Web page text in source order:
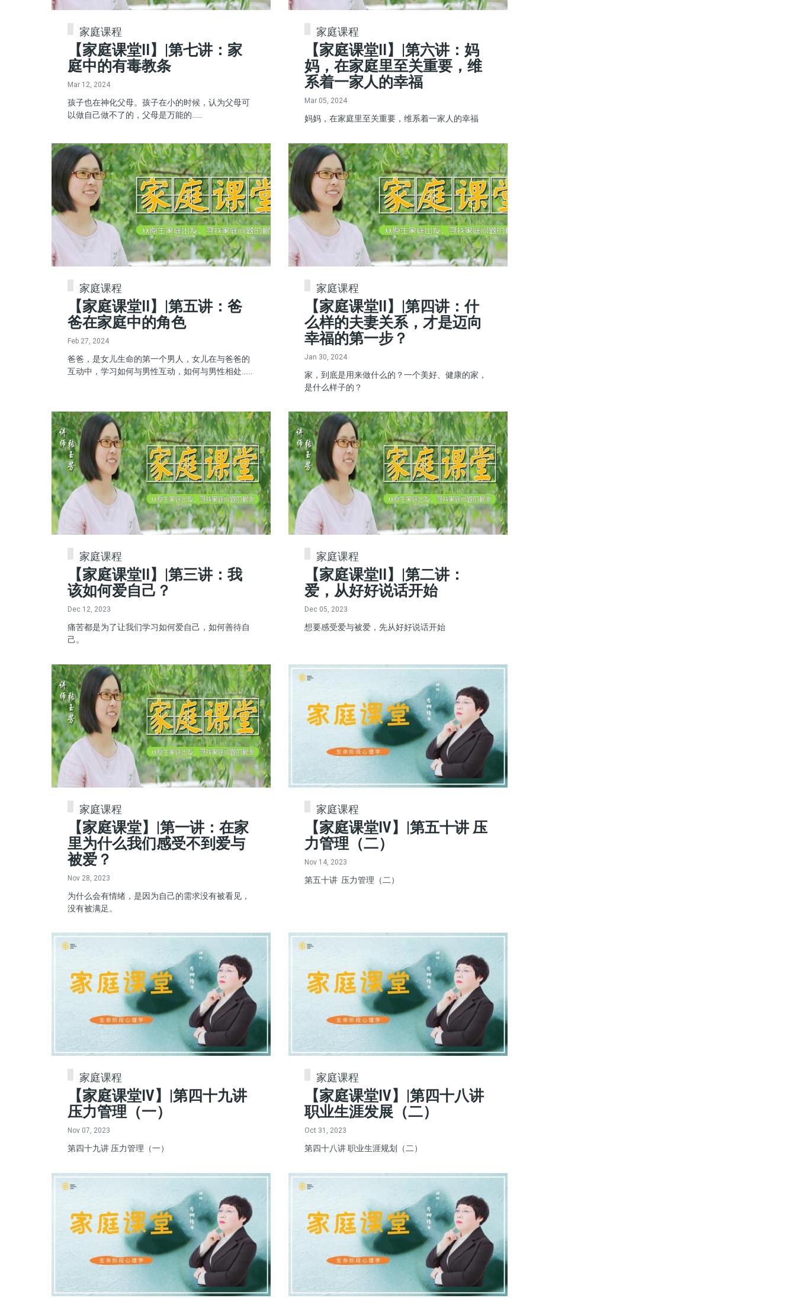
家庭课程
【家庭课堂II】|第七讲：家
庭中的有毒教条
Mar 12, 2024
孩子也在神化父母。孩子在小的时候，认为父母可
以做自己做不了的，父母是万能的......
家庭课程
【家庭课堂II】|第六讲：妈
妈，在家庭里至关重要，维
系着一家人的幸福
Mar 05, 2024
妈妈，在家庭里至关重要，维系着一家人的幸福
家庭课程
【家庭课堂II】|第五讲：爸
爸在家庭中的角色
Feb 27, 2024
爸爸，是女儿生命的第一个男人，女儿在与爸爸的
互动中，学习如何与男性互动，如何与男性相处......
家庭课程
【家庭课堂II】|第四讲：什
么样的夫妻关系，才是迈向
幸福的第一步？
Jan 30, 2024
家，到底是用来做什么的？一个美好、健康的家，
是什么样子的？
家庭课程
【家庭课堂II】|第三讲：我
该如何爱自己？
Dec 12, 2023
痛苦都是为了让我们学习如何爱自己，如何善待自
己。
家庭课程
【家庭课堂II】|第二讲：
爱，从好好说话开始
Dec 05, 2023
想要感受爱与被爱，先从好好说话开始
家庭课程
【家庭课堂】|第一讲：在家
里为什么我们感受不到爱与
被爱？
Nov 28, 2023
为什么会有情绪，是因为自己的需求没有被看见，
没有被满足。
家庭课程
【家庭课堂IV】|第五十讲 压
力管理（二）
Nov 14, 2023
第五十讲 压力管理（二）
家庭课程
【家庭课堂IV】|第四十九讲
压力管理（一）
Nov 07, 2023
第四十九讲 压力管理（一）
家庭课程
【家庭课堂IV】|第四十八讲
职业生涯发展（二）
Oct 31, 2023
第四十八讲 职业生涯规划（二）